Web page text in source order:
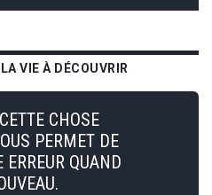
VIE À DÉCOUVRIR
CHOSE
PERMET DE
QUAND